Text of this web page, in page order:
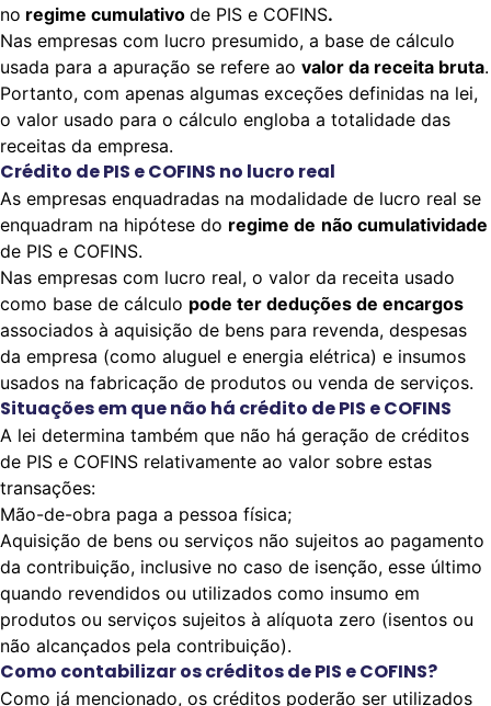
no regime cumulativo de PIS e COFINS.
Nas empresas com lucro presumido, a base de cálculo
usada para a apuração se refere ao valor da receita bruta.
Portanto, com apenas algumas exceções definidas na lei,
o valor usado para o cálculo engloba a totalidade das
receitas da empresa.
Crédito de PIS e COFINS no lucro real
As empresas enquadradas na modalidade de lucro real se
enquadram na hipótese do regime de não cumulatividade
de PIS e COFINS.
Nas empresas com lucro real, o valor da receita usado
como base de cálculo pode ter deduções de encargos
associados à aquisição de bens para revenda, despesas
da empresa (como aluguel e energia elétrica) e insumos
usados na fabricação de produtos ou venda de serviços.
Situações em que não há crédito de PIS e COFINS
A lei determina também que não há geração de créditos
de PIS e COFINS relativamente ao valor sobre estas
transações:
Mão-de-obra paga a pessoa física;
Aquisição de bens ou serviços não sujeitos ao pagamento
da contribuição, inclusive no caso de isenção, esse último
quando revendidos ou utilizados como insumo em
produtos ou serviços sujeitos à alíquota zero (isentos ou
não alcançados pela contribuição).
Como contabilizar os créditos de PIS e COFINS?
Como já mencionado, os créditos poderão ser utilizados